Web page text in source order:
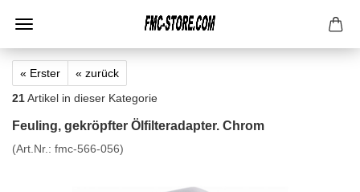
« Erster
« zurück
21Artikel in dieser Kategorie
Feuling, gekröpfter Ölfilteradapter. Chrom
(Art.Nr.: fmc-566-056)